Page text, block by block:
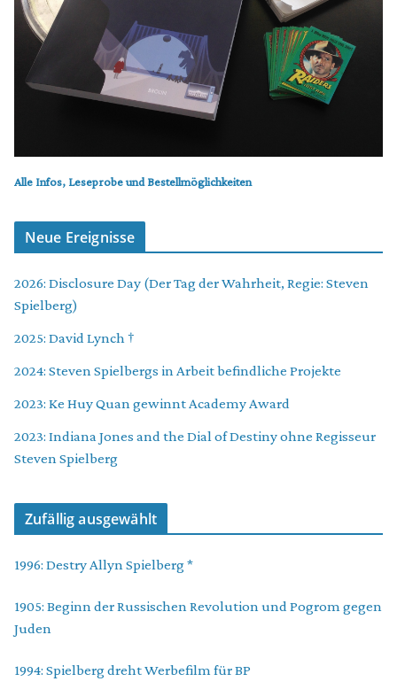
Alle Infos, Leseprobe und Bestellmöglichkeiten
Neue Ereignisse
2026: Disclosure Day (Der Tag der Wahrheit, Regie: Steven
Spielberg)
2025: David Lynch †
2024: Steven Spielbergs in Arbeit befindliche Projekte
2023: Ke Huy Quan gewinnt Academy Award
2023: Indiana Jones and the Dial of Destiny ohne Regisseur
Steven Spielberg
Zufällig ausgewählt
1996: Destry Allyn Spielberg *
1905: Beginn der Russischen Revolution und Pogrom gegen
Juden
1994: Spielberg dreht Werbefilm für BP